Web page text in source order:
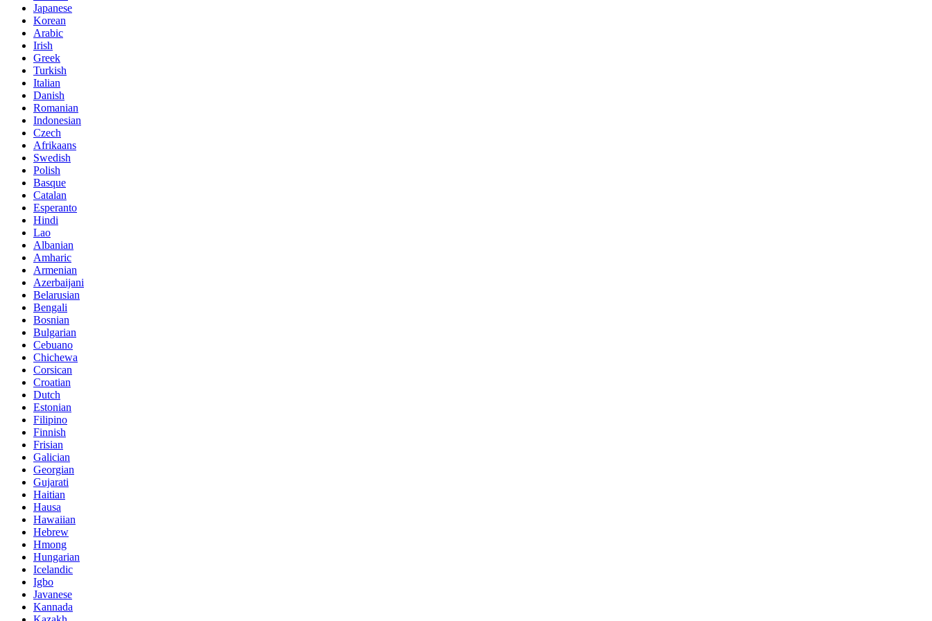
Japanese
Korean
Arabic
Irish
Greek
Turkish
Italian
Danish
Romanian
Indonesian
Czech
Afrikaans
Swedish
Polish
Basque
Catalan
Esperanto
Hindi
Lao
Albanian
Amharic
Armenian
Azerbaijani
Belarusian
Bengali
Bosnian
Bulgarian
Cebuano
Chichewa
Corsican
Croatian
Dutch
Estonian
Filipino
Finnish
Frisian
Galician
Georgian
Gujarati
Haitian
Hausa
Hawaiian
Hebrew
Hmong
Hungarian
Icelandic
Igbo
Javanese
Kannada